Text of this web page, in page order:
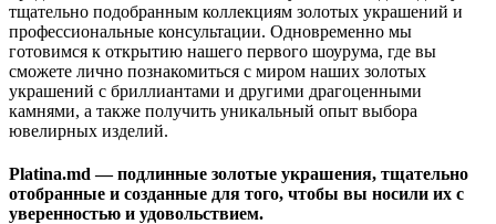
тщательно подобранным коллекциям золотых украшений и
профессиональные консультации. Одновременно мы
готовимся к открытию нашего первого шоурума, где вы
сможете лично познакомиться с миром наших золотых
украшений с бриллиантами и другими драгоценными
камнями, а также получить уникальный опыт выбора
ювелирных изделий.
Platina.md — подлинные золотые украшения, тщательно
отобранные и созданные для того, чтобы вы носили их с
уверенностью и удовольствием.